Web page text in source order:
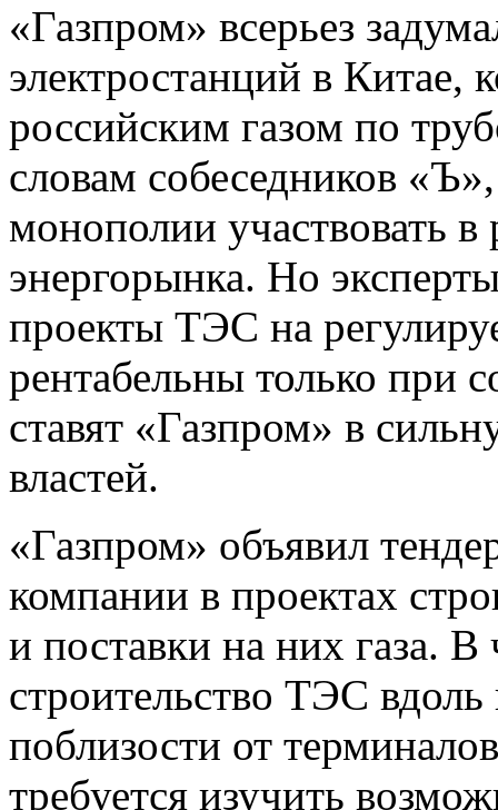
«Газпром» всерьез
электростанций в Китае,
российским газом по
словам собеседников
монополии участвовать в
энергорынка. Но
проекты ТЭС на
рентабельны только при
ставят «Газпром» в
властей.
«Газпром» объявил
компании в проектах
и поставки на них газа. В
строительство ТЭС
поблизости от
требуется изучить